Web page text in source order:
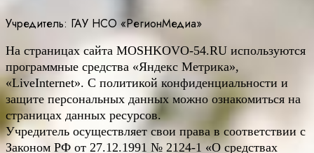
Учредитель: ГАУ НСО «РегионМедиа»
На страницах сайта MOSHKOVO-54.RU используются
программные средства «Яндекс Метрика»,
«LiveInternet». С политикой конфиденциальности и
защите персональных данных можно ознакомиться на
страницах данных ресурсов.
Учредитель осуществляет свои права в соответствии с
Законом РФ от 27.12.1991 № 2124-1 «О средствах